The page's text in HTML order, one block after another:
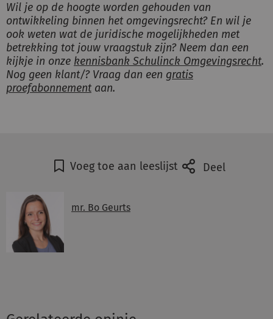
Wil je op de hoogte worden gehouden van
ontwikkeling binnen het omgevingsrecht? En wil je
ook weten wat de juridische mogelijkheden met
betrekking tot jouw vraagstuk zijn? Neem dan een
kijkje in onze kennisbank Schulinck Omgevingsrecht.
Nog geen klant/? Vraag dan een gratis
proefabonnement aan.
Voeg toe aan leeslijst Deel
mr. Bo Geurts